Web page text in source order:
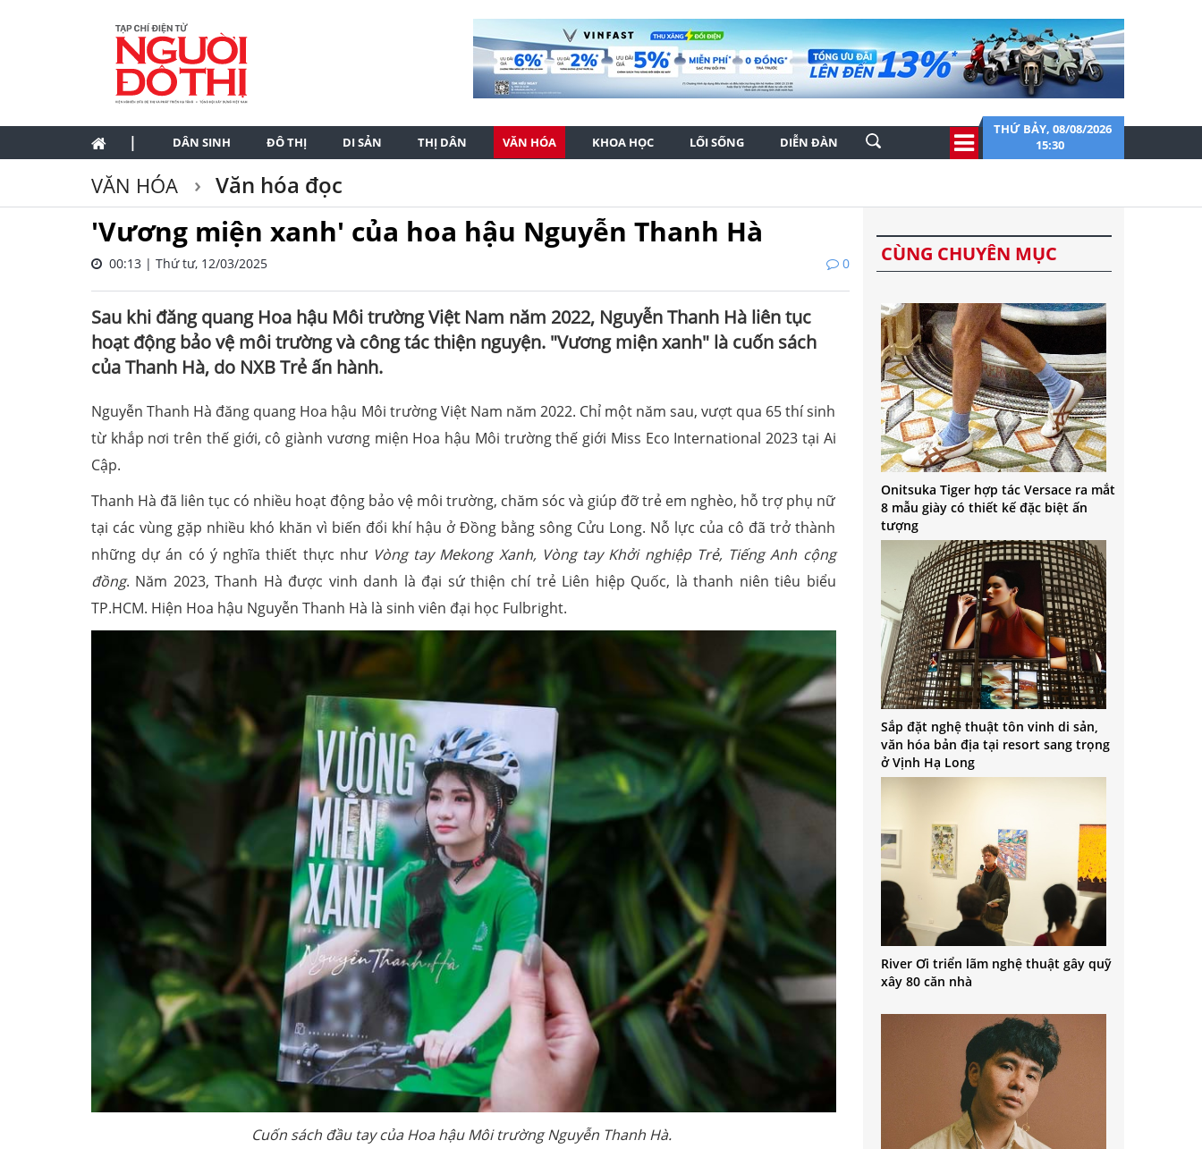
| DÂN SINH ĐÔ THỊ DI SẢN THỊ DÂN VĂN HÓA KHOA HỌC LỐI SỐNG DIỄN ĐÀN
THỨ BẢY, 08/08/2026
15:30
VĂN HÓA Văn hóa đọc
'Vương miện xanh' của hoa hậu Nguyễn Thanh Hà
00:13 | Thứ tư, 12/03/2025 0
Sau khi đăng quang Hoa hậu Môi trường Việt Nam năm 2022, Nguyễn Thanh Hà liên tục
hoạt động bảo vệ môi trường và công tác thiện nguyện. "Vương miện xanh" là cuốn sách
của Thanh Hà, do NXB Trẻ ấn hành.
Nguyễn Thanh Hà đăng quang Hoa hậu Môi trường Việt Nam năm 2022. Chỉ một năm sau, vượt qua 65 thí sinh
từ khắp nơi trên thế giới, cô giành vương miện Hoa hậu Môi trường thế giới Miss Eco International 2023 tại Ai
Cập.
Thanh Hà đã liên tục có nhiều hoạt động bảo vệ môi trường, chăm sóc và giúp đỡ trẻ em nghèo, hỗ trợ phụ nữ
tại các vùng gặp nhiều khó khăn vì biến đổi khí hậu ở Đồng bằng sông Cửu Long. Nỗ lực của cô đã trở thành
những dự án có ý nghĩa thiết thực như Vòng tay Mekong Xanh, Vòng tay Khởi nghiệp Trẻ, Tiếng Anh cộng
đồng. Năm 2023, Thanh Hà được vinh danh là đại sứ thiện chí trẻ Liên hiệp Quốc, là thanh niên tiêu biểu
TP.HCM. Hiện Hoa hậu Nguyễn Thanh Hà là sinh viên đại học Fulbright.
Cuốn sách đầu tay của Hoa hậu Môi trường Nguyễn Thanh Hà.
CÙNG CHUYÊN MỤC
Onitsuka Tiger hợp tác Versace ra mắt
8 mẫu giày có thiết kế đặc biệt ấn
tượng
Sắp đặt nghệ thuật tôn vinh di sản,
văn hóa bản địa tại resort sang trọng
ở Vịnh Hạ Long
River Ơi triển lãm nghệ thuật gây quỹ
xây 80 căn nhà